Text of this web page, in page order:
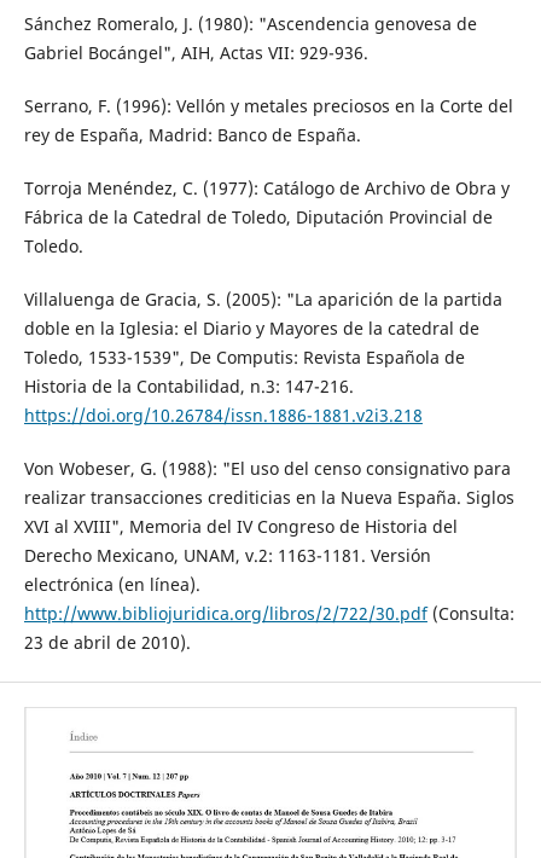
Sánchez Romeralo, J. (1980): "Ascendencia genovesa de
Gabriel Bocángel", AIH, Actas VII: 929-936.
Serrano, F. (1996): Vellón y metales preciosos en la Corte del
rey de España, Madrid: Banco de España.
Torroja Menéndez, C. (1977): Catálogo de Archivo de Obra y
Fábrica de la Catedral de Toledo, Diputación Provincial de
Toledo.
Villaluenga de Gracia, S. (2005): "La aparición de la partida
doble en la Iglesia: el Diario y Mayores de la catedral de
Toledo, 1533-1539", De Computis: Revista Española de
Historia de la Contabilidad, n.3: 147-216.
https://doi.org/10.26784/issn.1886-1881.v2i3.218
Von Wobeser, G. (1988): "El uso del censo consignativo para
realizar transacciones crediticias en la Nueva España. Siglos
XVI al XVIII", Memoria del IV Congreso de Historia del
Derecho Mexicano, UNAM, v.2: 1163-1181. Versión
electrónica (en línea).
http://www.bibliojuridica.org/libros/2/722/30.pdf(Consulta:
23 de abril de 2010).